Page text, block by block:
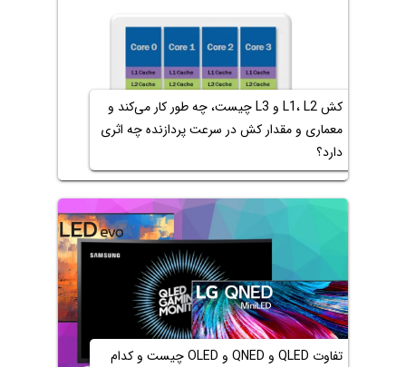
کش L1، L2 و L3 چیست، چه طور کار می‌کند و
معماری و مقدار کش در سرعت پردازنده چه اثری
دارد؟
تفاوت QLED و QNED و OLED چیست و کدام